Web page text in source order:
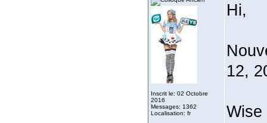
Inscrit le: 02 Octobre
2016
Messages: 1362
Localisation: fr
Hi,
12,
Wise